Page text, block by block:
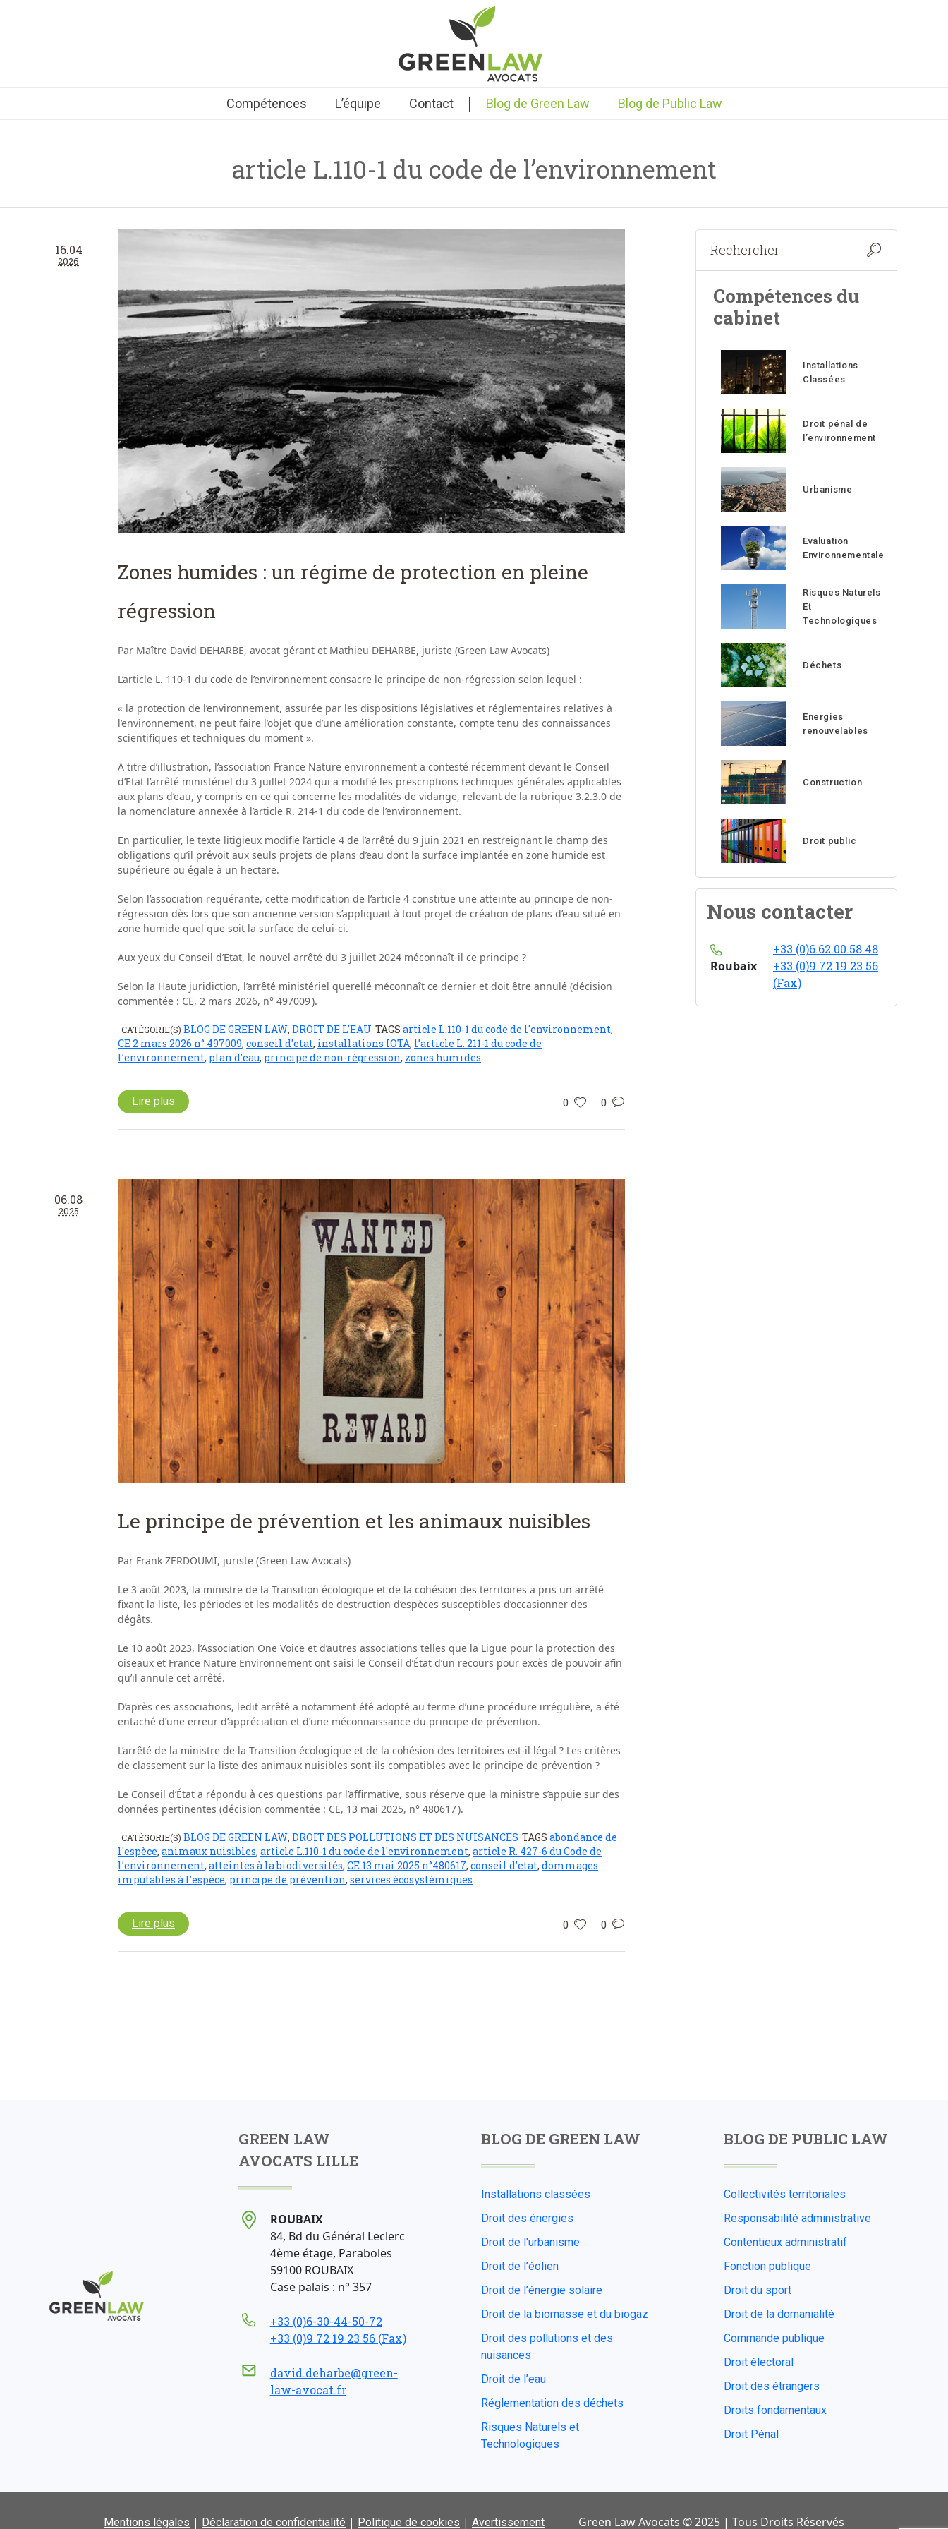
Compétences L’équipe Contact | Blog de Green Law Blog de Public Law
article L.110-1 du code de l’environnement
16.04
2026
Zones humides : un régime de protection en pleine
régression
Par Maître David DEHARBE, avocat gérant et Mathieu DEHARBE, juriste (Green Law Avocats)
L’article L. 110-1 du code de l’environnement consacre le principe de non-régression selon lequel :
« la protection de l’environnement, assurée par les dispositions législatives et réglementaires relatives à
l’environnement, ne peut faire l’objet que d’une amélioration constante, compte tenu des connaissances
scientifiques et techniques du moment ».
A titre d’illustration, l’association France Nature environnement a contesté récemment devant le Conseil
d’Etat l’arrêté ministériel du 3 juillet 2024 qui a modifié les prescriptions techniques générales applicables
aux plans d’eau, y compris en ce qui concerne les modalités de vidange, relevant de la rubrique 3.2.3.0 de
la nomenclature annexée à l’article R. 214-1 du code de l’environnement.
En particulier, le texte litigieux modifie l’article 4 de l’arrêté du 9 juin 2021 en restreignant le champ des
obligations qu’il prévoit aux seuls projets de plans d’eau dont la surface implantée en zone humide est
supérieure ou égale à un hectare.
Selon l’association requérante, cette modification de l’article 4 constitue une atteinte au principe de non-
régression dès lors que son ancienne version s’appliquait à tout projet de création de plans d’eau situé en
zone humide quel que soit la surface de celui-ci.
Aux yeux du Conseil d’Etat, le nouvel arrêté du 3 juillet 2024 méconnaît-il ce principe ?
Selon la Haute juridiction, l’arrêté ministériel querellé méconnaît ce dernier et doit être annulé (décision
commentée : CE, 2 mars 2026, n° 497009 ).
CATÉGORIE(S) BLOG DE GREEN LAW DROIT DE L'EAU TAGS article L.110-1 du code de l'environnement,
CE 2 mars 2026 n° 497009, conseil d'etat, installations IOTA, l’article L. 211-1 du code de
l’environnement, plan d'eau, principe de non-régression, zones humides
0 0
Lire plus
06.08
2025
Le principe de prévention et les animaux nuisibles
Par Frank ZERDOUMI, juriste (Green Law Avocats)
Le 3 août 2023, la ministre de la Transition écologique et de la cohésion des territoires a pris un arrêté
fixant la liste, les périodes et les modalités de destruction d’espèces susceptibles d’occasionner des
dégâts.
Le 10 août 2023, l’Association One Voice et d’autres associations telles que la Ligue pour la protection des
oiseaux et France Nature Environnement ont saisi le Conseil d’État d’un recours pour excès de pouvoir afin
qu’il annule cet arrêté.
D’après ces associations, ledit arrêté a notamment été adopté au terme d’une procédure irrégulière, a été
entaché d’une erreur d’appréciation et d’une méconnaissance du principe de prévention.
L’arrêté de la ministre de la Transition écologique et de la cohésion des territoires est-il légal ? Les critères
de classement sur la liste des animaux nuisibles sont-ils compatibles avec le principe de prévention ?
Le Conseil d’État a répondu à ces questions par l’affirmative, sous réserve que la ministre s’appuie sur des
données pertinentes (décision commentée : CE, 13 mai 2025, n° 480617 ).
CATÉGORIE(S) BLOG DE GREEN LAW, DROIT DES POLLUTIONS ET DES NUISANCES TAGS abondance de
l'espèce, animaux nuisibles, article L.110-1 du code de l'environnement, article R. 427-6 du Code de
l’environnement, atteintes à la biodiversités, CE 13 mai 2025 n°480617, conseil d'etat, dommages
imputables à l'espèce, principe de prévention, services écosystémiques
0 0
Lire plus
Compétences du
cabinet
Installations
Classées
Droit pénal de
l’environnement
Urbanisme
Evaluation
Environnementale
Risques Naturels
Et
Technologiques
Déchets
Energies
renouvelables
Construction
Droit public
Nous contacter
Roubaix
+33 (0)6.62.00.58.48
+33 (0)9 72 19 23 56
(Fax)
GREEN LAW
AVOCATS LILLE
ROUBAIX
84, Bd du Général Leclerc
4ème étage, Paraboles
59100 ROUBAIX
Case palais : n° 357
+33 (0)6-30-44-50-72
+33 (0)9 72 19 23 56 (Fax)
david.deharbe@green-
law-avocat.fr
BLOG DE GREEN LAW
Installations classées
Droit des énergies
Droit de l'urbanisme
Droit de l’éolien
Droit de l’énergie solaire
Droit de la biomasse et du biogaz
Droit des pollutions et des
nuisances
Droit de l’eau
Réglementation des déchets
Risques Naturels et
Technologiques
BLOG DE PUBLIC LAW
Collectivités territoriales
Responsabilité administrative
Contentieux administratif
Fonction publique
Droit du sport
Droit de la domanialité
Commande publique
Droit électoral
Droit des étrangers
Droits fondamentaux
Droit Pénal
Mentions légales | Déclaration de confidentialité | Politique de cookies | Avertissement Green Law Avocats © 2025 | Tous Droits Réservés